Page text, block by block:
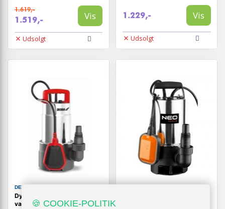
1.619,-
1.519,- Vis
Udsolgt
1.229,- Vis
Udsolgt
DEDRA
Dykpumpe til rent og snavset
vand 1000 - DEDRA
🍪 COOKIE-POLITIK